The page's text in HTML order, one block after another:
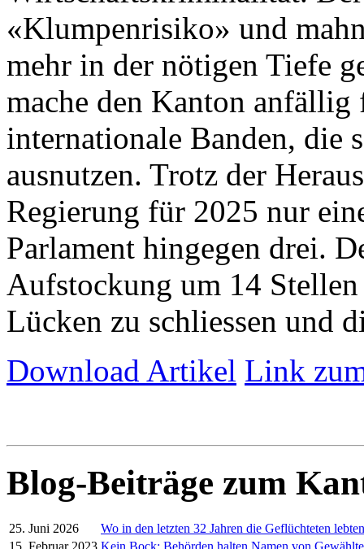
«Klumpenrisiko» und
mehr in der nötigen Tiefe
mache den Kanton
internationale Banden, die
ausnutzen. Trotz der
Regierung für 2025 nur
Parlament hingegen drei.
Aufstockung um 14
Lücken zu schliessen und
Download Artikel Link
Blog-Beiträge zum
25. Juni 2026
Wo in den letzten 32 Jahren die Geflüchteten lebten
15. Februar 2023 Kein Bock: Behörden halten Namen von